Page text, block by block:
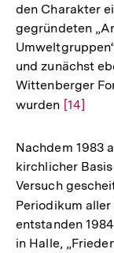
den Charakter
gegründeten
und zunächst
Wittenberger
wurden Zur
der
Fußnote
[14]
Nachdem 1983
kirchlicher
Versuch
Periodikum
entstanden
in Halle,